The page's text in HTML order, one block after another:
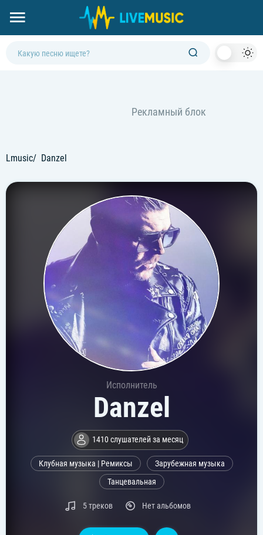
Lmusic Danzel
Исполнитель
Danzel
1410 слушателей за месяц
Клубная музыка | Ремиксы
Зарубежная музыка
Танцевальная
5 треков Нет альбомов